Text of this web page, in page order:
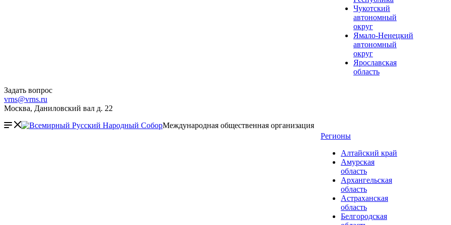
Чукотский
автономный
округ
Ямало-Ненецкий
автономный
округ
Ярославская
область
Задать вопрос
vrns@vrns.ru
Москва, Даниловский вал д. 22
Международная общественная организация
Регионы
Алтайский край
Амурская
область
Архангельская
область
Астраханская
область
Белгородская